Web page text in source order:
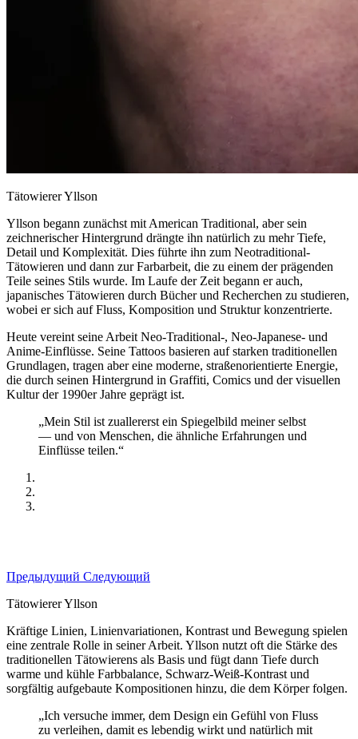
Tätowierer Yllson
Yllson begann zunächst mit American Traditional, aber sein
zeichnerischer Hintergrund drängte ihn natürlich zu mehr Tiefe,
Detail und Komplexität. Dies führte ihn zum Neotraditional-
Tätowieren und dann zur Farbarbeit, die zu einem der prägenden
Teile seines Stils wurde. Im Laufe der Zeit begann er auch,
japanisches Tätowieren durch Bücher und Recherchen zu studieren,
wobei er sich auf Fluss, Komposition und Struktur konzentrierte.
Heute vereint seine Arbeit Neo-Traditional-, Neo-Japanese- und
Anime-Einflüsse. Seine Tattoos basieren auf starken traditionellen
Grundlagen, tragen aber eine moderne, straßenorientierte Energie,
die durch seinen Hintergrund in Graffiti, Comics und der visuellen
Kultur der 1990er Jahre geprägt ist.
„Mein Stil ist zuallererst ein Spiegelbild meiner selbst
— und von Menschen, die ähnliche Erfahrungen und
Einflüsse teilen.“
Предыдущий Следующий
Tätowierer Yllson
Kräftige Linien, Linienvariationen, Kontrast und Bewegung spielen
eine zentrale Rolle in seiner Arbeit. Yllson nutzt oft die Stärke des
traditionellen Tätowierens als Basis und fügt dann Tiefe durch
warme und kühle Farbbalance, Schwarz-Weiß-Kontrast und
sorgfältig aufgebaute Kompositionen hinzu, die dem Körper folgen.
„Ich versuche immer, dem Design ein Gefühl von Fluss
zu verleihen, damit es lebendig wirkt und natürlich mit